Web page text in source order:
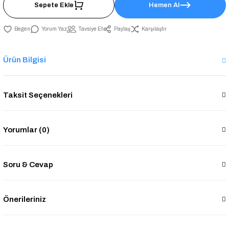
Sepete Ekle Hemen Al
Yorum Yaz Tavsiye Et Paylaş Karşılaştır
Ürün Bilgisi
Taksit Seçenekleri
Yorumlar (0)
Soru & Cevap
Önerileriniz